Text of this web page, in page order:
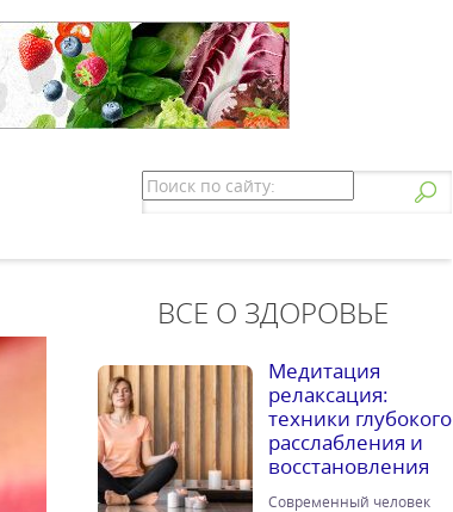
ВСЕ О ЗДОРОВЬЕ
Медитация
релаксация:
техники глубокого
расслабления и
восстановления
Современный человек